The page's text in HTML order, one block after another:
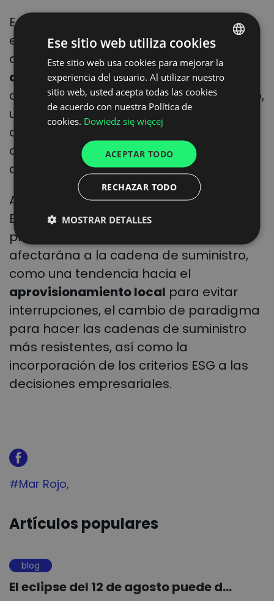
En este contexto, una de cada tres
empresas encuestadas por D&B
aseguró que su principal prioridad era
diversificar sus cadenas de suministro
a varias fuentes y regiones. Por otro lado,
una de cada cuatro afirmó que
consideraría prioritario mejorar la
comunicación con los proveedores y su
consolidación.
Asimismo, el informe de Dun &
Bradstreet añade que habrá que
prestar atención a otros temas que
afectarána a la cadena de suministro,
como una tendencia hacia el
aprovisionamiento local para evitar
interrupciones, el cambio de paradigma
para hacer las cadenas de suministro
más resistentes, así como la
incorporación de los criterios ESG a las
decisiones empresariales.
Tag:
#Mar Rojo
Artículos populares
blog
El eclipse del 12 de agosto puede d...
POLISH
ENGLISH
FRENCH
Ese sitio web utiliza cookies
Este sitio web usa cookies para mejorar la
experiencia del usuario. Al utilizar nuestro
sitio web, usted acepta todas las cookies
de acuerdo con nuestra Política de
cookies. Dowiedz się więcej
ACEPTAR TODO
RECHAZAR TODO
MOSTRAR DETALLES